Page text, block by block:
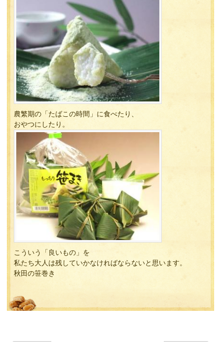
農繁期の「たばこの時間」に食べたり、
おやつにしたり。
こういう「良いもの」を
私たち大人は残していかなければならないと思います。
秋田の笹巻き